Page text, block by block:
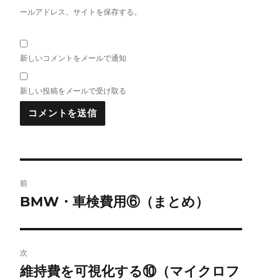
ールアドレス、サイトを保存する。
新しいコメントをメールで通知
新しい投稿をメールで受け取る
稿
ビ
ゲ
前
前
投
稿:
BMW・車検費用⑥（まとめ）
次
次
維持費を可視化する⑩（マイクロフ